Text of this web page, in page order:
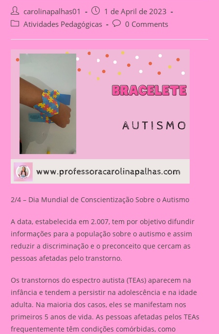
Post
author:
carolinapalhas01
Post
published:
1 de April de 2023
PostAtividades Pedagógicas
Post0 Comments
2/4 – Dia Mundial de Conscientização Sobre o Autismo
A data, estabelecida em 2.007, tem por objetivo difundir
informações para a população sobre o autismo e assim
reduzir a discriminação e o preconceito que cercam as
pessoas afetadas pelo transtorno.
Os transtornos do espectro autista (TEAs) aparecem na
infância e tendem a persistir na adolescência e na idade
adulta. Na maioria dos casos, eles se manifestam nos
primeiros 5 anos de vida. As pessoas afetadas pelos TEAs
frequentemente têm condições comórbidas, como